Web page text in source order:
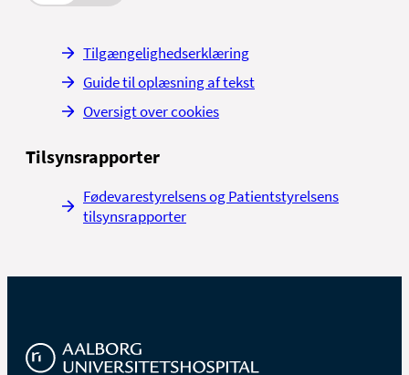
Tilgængelighedserklæring
Guide til oplæsning af tekst
Oversigt over cookies
Tilsynsrapporter
Fødevarestyrelsens og Patientstyrelsens
tilsynsrapporter